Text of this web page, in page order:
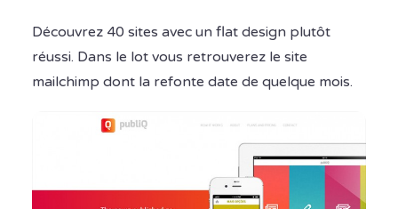
Découvrez 40 sites avec un flat design plutôt
réussi. Dans le lot vous retrouverez le site
mailchimp dont la refonte date de quelque mois.